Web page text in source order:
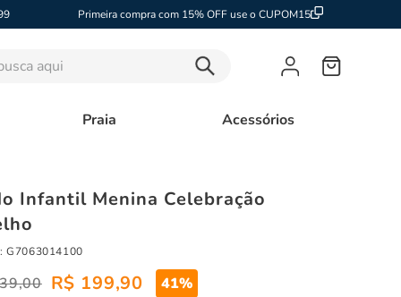
Primeira compra com 15% OFF use o CUPOM15
aqui
Praia Acessórios
Infantil Menina Celebração
:G7063014100
,00 R$ 199,90
41%